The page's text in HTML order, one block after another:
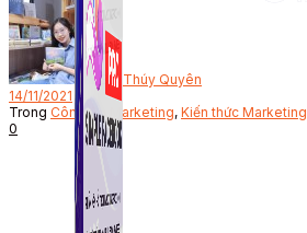
Bởi Thúy Quyên
14/11/2021
Trong Công Cụ Marketing, Kiến thức Marketing
0